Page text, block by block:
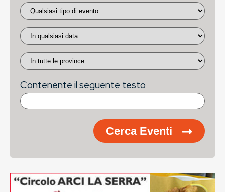
Contenente il seguente testo
Cerca Eventi